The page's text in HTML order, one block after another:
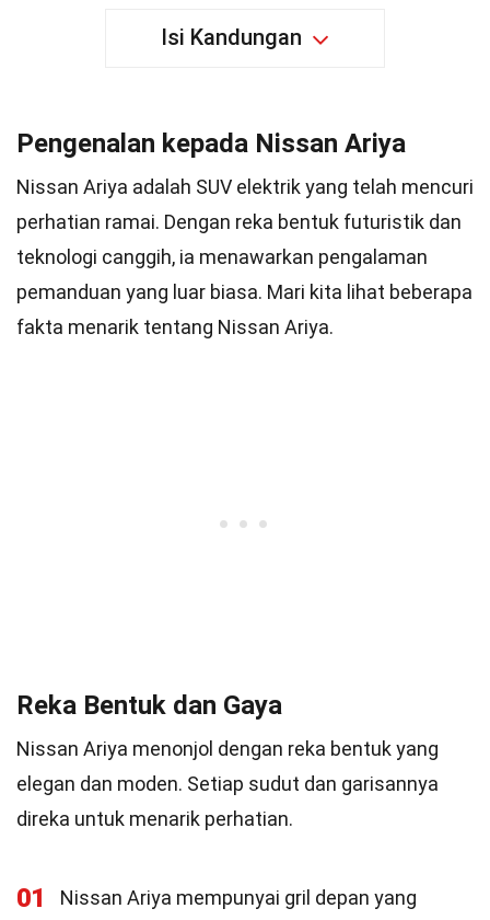
Isi Kandungan
Pengenalan kepada Nissan Ariya
Nissan Ariya adalah SUV elektrik yang telah mencuri
perhatian ramai. Dengan reka bentuk futuristik dan
teknologi canggih, ia menawarkan pengalaman
pemanduan yang luar biasa. Mari kita lihat beberapa
fakta menarik tentang Nissan Ariya.
Reka Bentuk dan Gaya
Nissan Ariya menonjol dengan reka bentuk yang
elegan dan moden. Setiap sudut dan garisannya
direka untuk menarik perhatian.
01
Nissan Ariya mempunyai gril depan yang